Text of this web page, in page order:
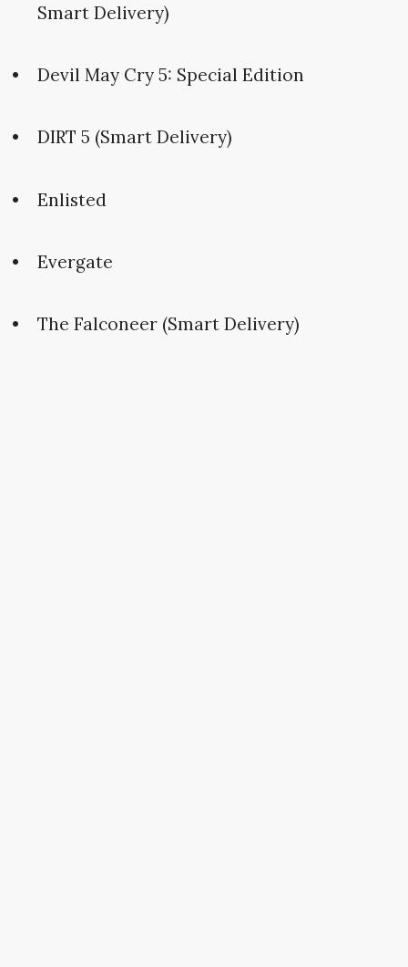
Smart Delivery)
Devil May Cry 5: Special Edition
DIRT 5 (Smart Delivery)
Enlisted
Evergate
The Falconeer (Smart Delivery)